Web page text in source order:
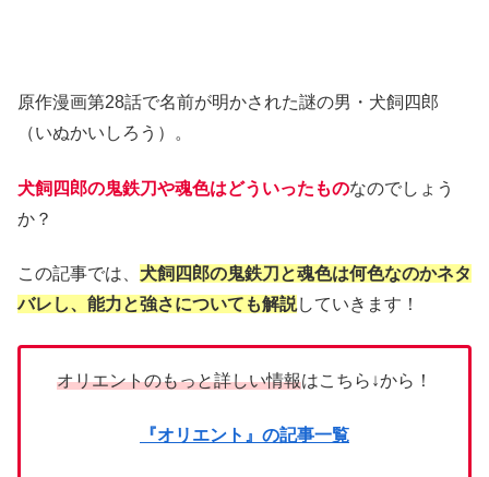
原作漫画第28話で名前が明かされた謎の男・犬飼四郎
（いぬかいしろう）。
犬飼四郎の鬼鉄刀や魂色はどういったものなのでしょう
か？
この記事では、 犬飼四郎の鬼鉄刀と魂色は何色なのかネタ
バレし、能力と強さについても解説していきます！
オリエントのもっと詳しい情報はこちら↓から！
『オリエント』の記事一覧